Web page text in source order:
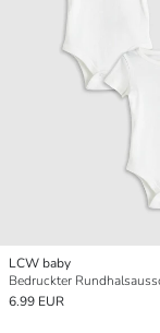
LCW baby
6.99 EUR